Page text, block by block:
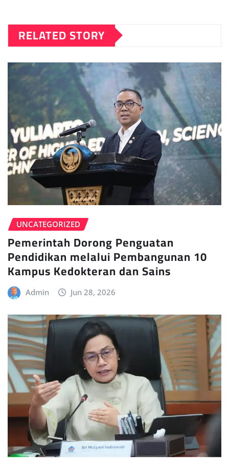
RELATED STORY
UNCATEGORIZED
Pemerintah Dorong Penguatan
Pendidikan melalui Pembangunan 10
Kampus Kedokteran dan Sains
Admin Jun 28, 2026